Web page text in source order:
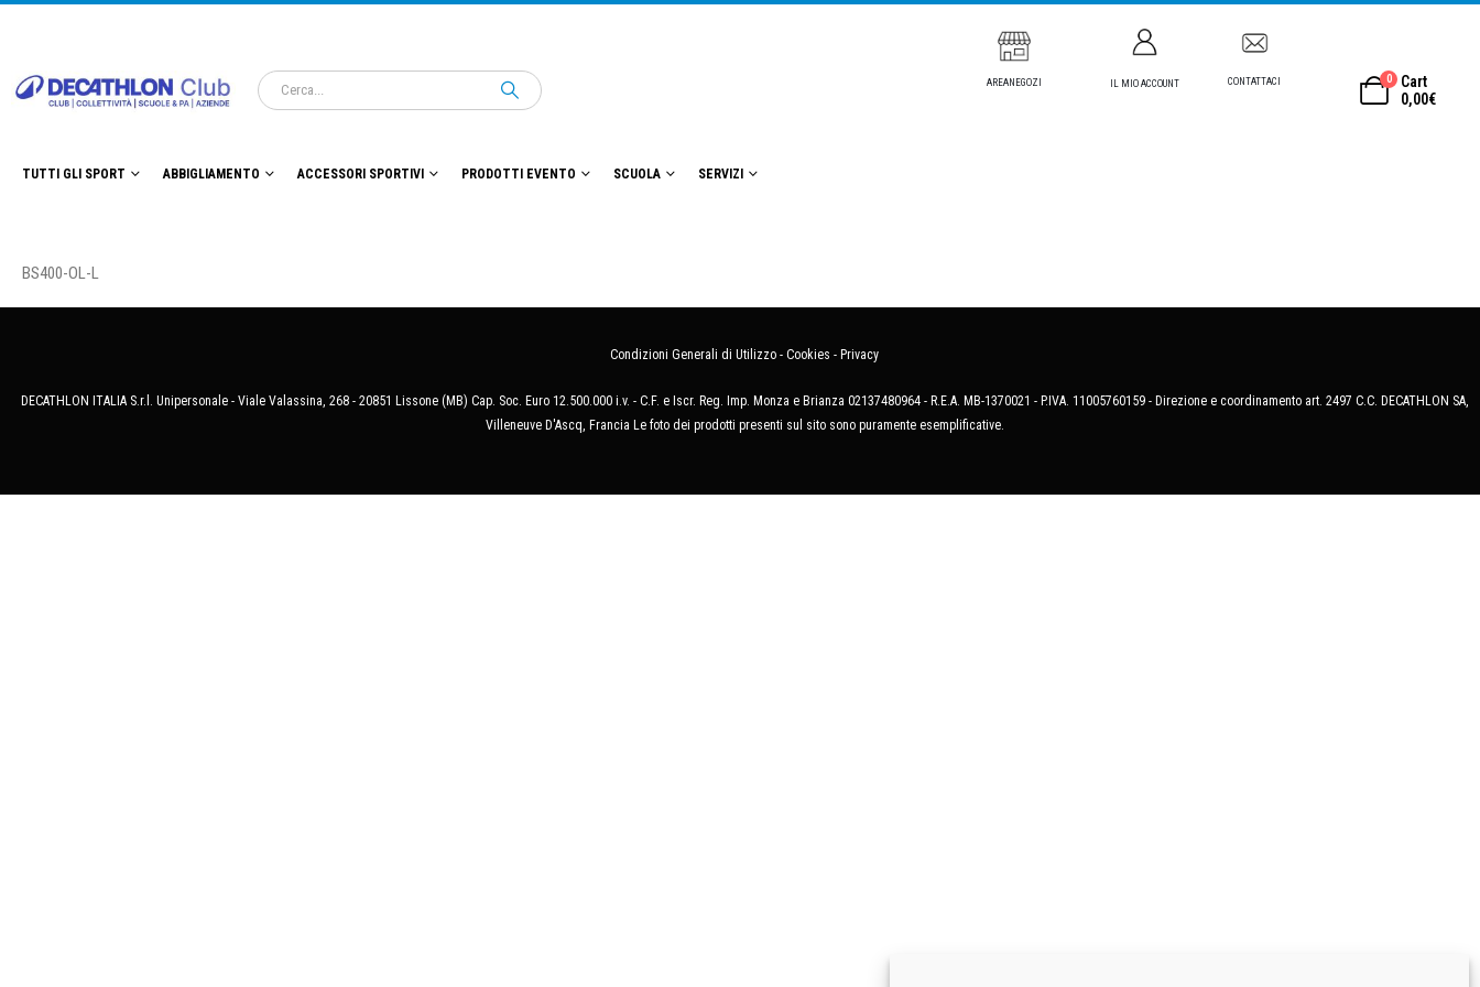
AREANEGOZI IL MIO ACCOUNT CONTATTACI 0
Cart
0,00€
TUTTI GLI SPORT ABBIGLIAMENTO ACCESSORI SPORTIVI PRODOTTI EVENTO SCUOLA SERVIZI
BS400-OL-L
Condizioni Generali di Utilizzo - Cookies - Privacy
DECATHLON ITALIA S.r.l. Unipersonale - Viale Valassina, 268 - 20851 Lissone (MB) Cap. Soc. Euro 12.500.000 i.v. - C.F. e Iscr. Reg. Imp. Monza e Brianza 02137480964 - R.E.A. MB-1370021 - P.IVA. 11005760159 - Direzione e coordinamento art. 2497 C.C. DECATHLON SA,
Villeneuve D'Ascq, Francia Le foto dei prodotti presenti sul sito sono puramente esemplificative.